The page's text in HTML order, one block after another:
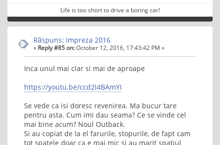
Life is too short to drive a boring car!
Rãspuns: Impreza 2016
« Reply #85 on:October 12, 2016, 17:43:42 PM »
Inca unul mai clar si mai de aproape
https://youtu.be/ccd2l4BAmYI
Se vede ca isi doresc revenirea. Ma bucur tare
pentru asta. Cum imi dau seama? Ce se vinde cel
mai bine acum? Noul Outback.
Si au copiat de la el farurile, stopurile, de fapt cam
tot spatele doar ca e mai mic si au marit spatiul